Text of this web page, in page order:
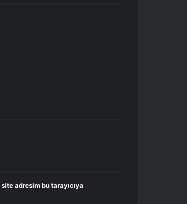
adresim bu tarayıcıya